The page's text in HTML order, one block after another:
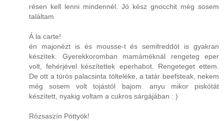
résen kell lenni mindennél. Jó kész gnocchit még sosem
találtam
Á la carte!
én majonézt is és mousse-t és semifreddót is gyakran
készítek. Gyerekkoromban mamáméknál rengeteg eper
volt, fehérjével készítettek eperhabot. Rengeteget ettem.
De ott a túrós palacsinta tölteléke, a tatár beefsteak, nekem
még sosem volt tojástól bajom. anyu mikor piskótát
készített, nyakig voltam a cukros sárgájában : )
Rózsaszín Pöttyök!